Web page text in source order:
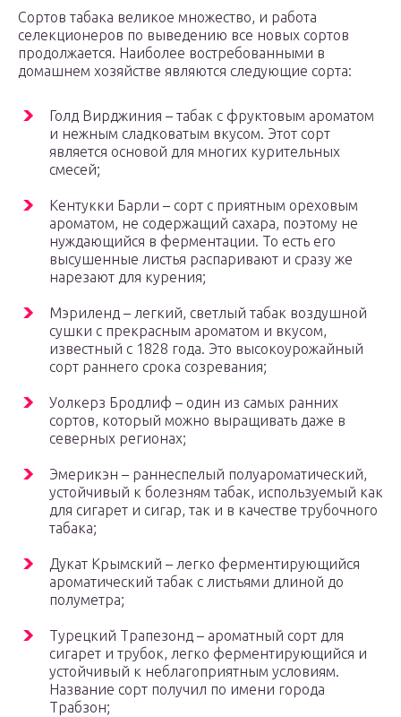
Сортов табака великое множество, и работа
селекционеров по выведению все новых сортов
продолжается. Наиболее востребованными в
домашнем хозяйстве являются следующие сорта:
Голд Вирджиния – табак с фруктовым ароматом
и нежным сладковатым вкусом. Этот сорт
является основой для многих курительных
смесей;
Кентукки Барли – сорт с приятным ореховым
ароматом, не содержащий сахара, поэтому не
нуждающийся в ферментации. То есть его
высушенные листья распаривают и сразу же
нарезают для курения;
Мэриленд – легкий, светлый табак воздушной
сушки с прекрасным ароматом и вкусом,
известный с 1828 года. Это высокоурожайный
сорт раннего срока созревания;
Уолкерз Бродлиф – один из самых ранних
сортов, который можно выращивать даже в
северных регионах;
Эмерикэн – раннеспелый полуароматический,
устойчивый к болезням табак, используемый как
для сигарет и сигар, так и в качестве трубочного
табака;
Дукат Крымский – легко ферментирующийся
ароматический табак с листьями длиной до
полуметра;
Турецкий Трапезонд – ароматный сорт для
сигарет и трубок, легко ферментирующийся и
устойчивый к неблагоприятным условиям.
Название сорт получил по имени города
Трабзон;